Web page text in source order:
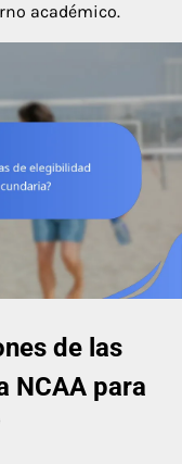
académico.
de las
NCAA para